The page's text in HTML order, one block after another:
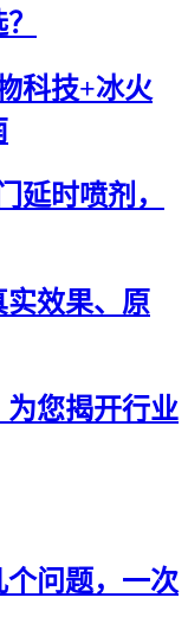
科技+冰火
延时喷剂，
实效果、原
您揭开行业
问题，一次